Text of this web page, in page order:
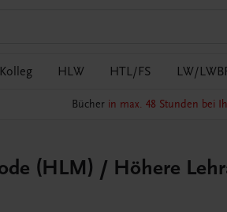
HLW HTL/FS LW/
Bücher in max. 48 Stunden bei
(HLM) / Höhere